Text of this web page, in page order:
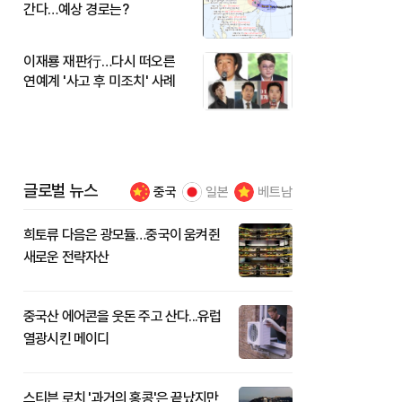
간다…예상 경로는?
이재룡 재판行…다시 떠오른
연예계 '사고 후 미조치' 사례
글로벌 뉴스 중국 일본 베트남
희토류 다음은 광모듈…중국이 움켜쥔
새로운 전략자산
중국산 에어콘을 웃돈 주고 산다...유럽
열광시킨 메이디
스티븐 로치 '과거의 홍콩'은 끝났지만